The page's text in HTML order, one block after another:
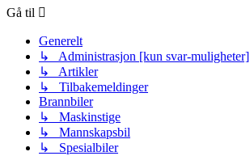
Gå til
Generelt
↳ Administrasjon [kun svar-muligheter]
↳ Artikler
↳ Tilbakemeldinger
Brannbiler
↳ Maskinstige
↳ Mannskapsbil
↳ Spesialbiler